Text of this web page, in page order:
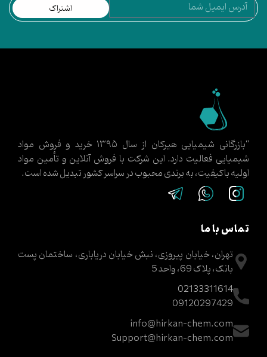
اشتراک
“بازرگانی شیمیایی هیرکان از سال ۱۳۹۵ خرید و فروش مواد
شیمیایی فعالیت دارد. این شرکت با فروش آنلاین و تأمین مواد
اولیه باکیفیت، به برندی محبوب در سراسر کشور تبدیل شده است.
تماس با ما
تهران، خیابان پیروزی، نبش خیابان دریاباری، ساختمان پست
بانک، پلاک 69، واحد 5
02133311614
09120297429
info@hirkan-chem.com
Support@hirkan-chem.com